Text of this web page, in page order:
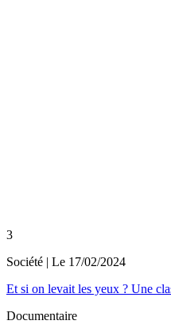
3
Société | Le 17/02/2024
Et si on levait les yeux ? Une
Documentaire